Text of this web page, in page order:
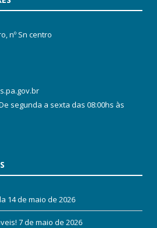
nº Sn centro
segunda a sexta das 08:00hs às
14 de maio de 2026
7 de maio de 2026